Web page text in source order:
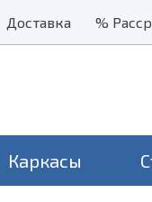
Доставка
Доставка %
%
Каркасы